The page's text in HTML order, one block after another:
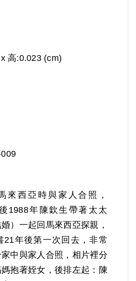
高:0.023 (cm)
來西亞時與家人合照，
1988年陳欽生帶著太太
婚）一起回馬來西亞探親，
21年後第一次回去，非常
中與家人合照，相片裡分
抱著姪女，後排左起：陳